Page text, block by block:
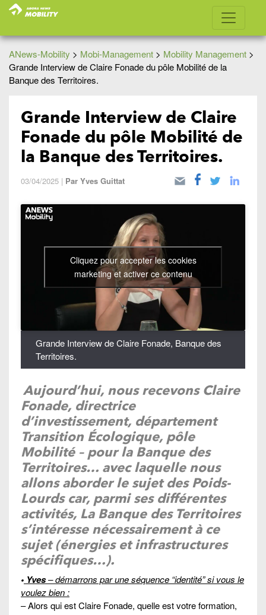
ANews-Mobility > Mobi-Management > Mobility Management >
Grande Interview de Claire Fonade du pôle Mobilité de la
Banque des Territoires.
Grande Interview de Claire
Fonade du pôle Mobilité de
la Banque des Territoires.
03/04/2025 | Par Yves Guittat
Cliquez pour accepter les cookies
marketing et activer ce contenu
Grande Interview de Claire Fonade, Banque des
Territoires.
Aujourd’hui, nous recevons Claire
Fonade, directrice
d’investissement, département
Transition Écologique, pôle
Mobilité – pour la Banque des
Territoires… avec laquelle nous
allons aborder le sujet des Poids-
Lourds car, parmi ses différentes
activités, La Banque des Territoires
s’intéresse nécessairement à ce
sujet (énergies et infrastructures
spécifiques…).
• Yves– démarrons par une séquence “identité” si vous le
voulez bien :
– Alors qui est Claire Fonade, quelle est votre formation,